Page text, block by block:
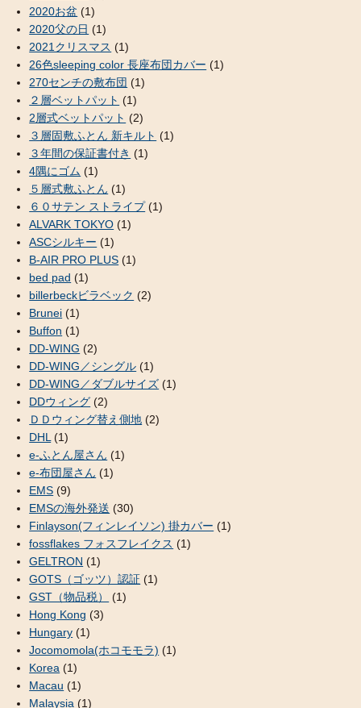
2020お盆 (1)
2020父の日 (1)
2021クリスマス (1)
26色sleeping color 長座布団カバー (1)
270センチの敷布団 (1)
２層ベットパット (1)
2層式ベットパット (2)
３層固敷ふとん 新キルト (1)
３年間の保証書付き (1)
4隅にゴム (1)
５層式敷ふとん (1)
６０サテン ストライプ(1)
ALVARK TOKYO (1)
ASCシルキー (1)
B-AIR PRO PLUS (1)
bed pad (1)
billerbeckビラベック (2)
Brunei (1)
Buffon (1)
DD-WING (2)
DD-WING／シングル (1)
DD-WING／ダブルサイズ (1)
DDウィング (2)
ＤＤウィング替え側地 (2)
DHL (1)
e-ふとん屋さん (1)
e-布団屋さん (1)
EMS (9)
EMSの海外発送 (30)
Finlayson(フィンレイソン) 掛カバー (1)
fossflakes フォスフレイクス (1)
GELTRON (1)
GOTS（ゴッツ）認証 (1)
GST（物品税）
(1)
Hong Kong (3)
Hungary (1)
Jocomomola(ホコモモラ) (1)
Korea (1)
Macau (1)
Malaysia (1)